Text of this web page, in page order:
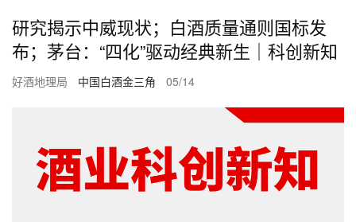
研究揭示中威现状；白酒质量通则国标发
布；茅台：“四化”驱动经典新生｜科创新知
好酒地理局 中国白酒金三角 05/14